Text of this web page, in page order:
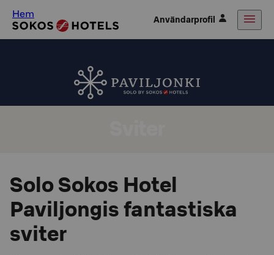
Hem Användarprofil
Solo Sokos Hotel
Paviljongis fantastiska
sviter